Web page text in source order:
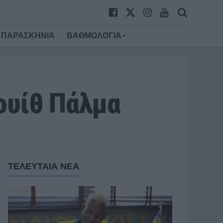
ΠΑΡΑΣΚΗΝΙΑ ΒΑΘΜΟΛΟΓΙΑ
Πάλμα
ΤΕΛΕΥΤΑΙΑ ΝΕΑ